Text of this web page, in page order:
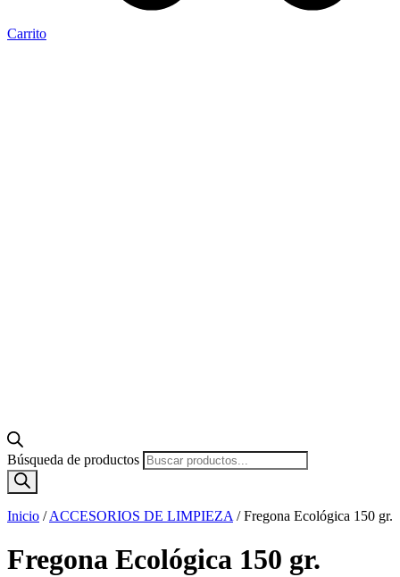
Carrito
Búsqueda de productos
Inicio /ACCESORIOS DE LIMPIEZA /Fregona Ecológica 150 gr.
Fregona Ecológica 150 gr.